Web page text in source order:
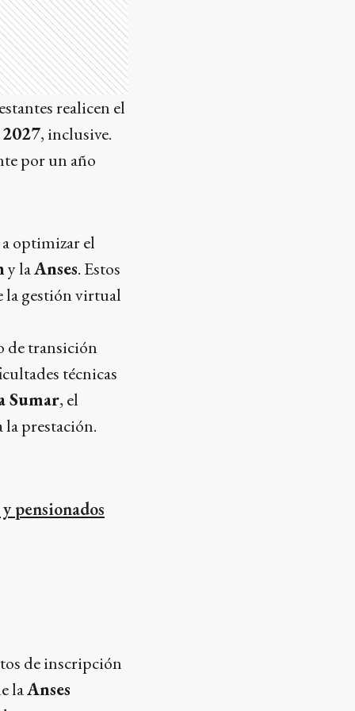
realicen el
, inclusive.
por un año
optimizar el
y laAnses. Estos
la gestión virtual
de transición
técnicas
Sumar, el
la prestación.
pensionados
de inscripción
laAnses